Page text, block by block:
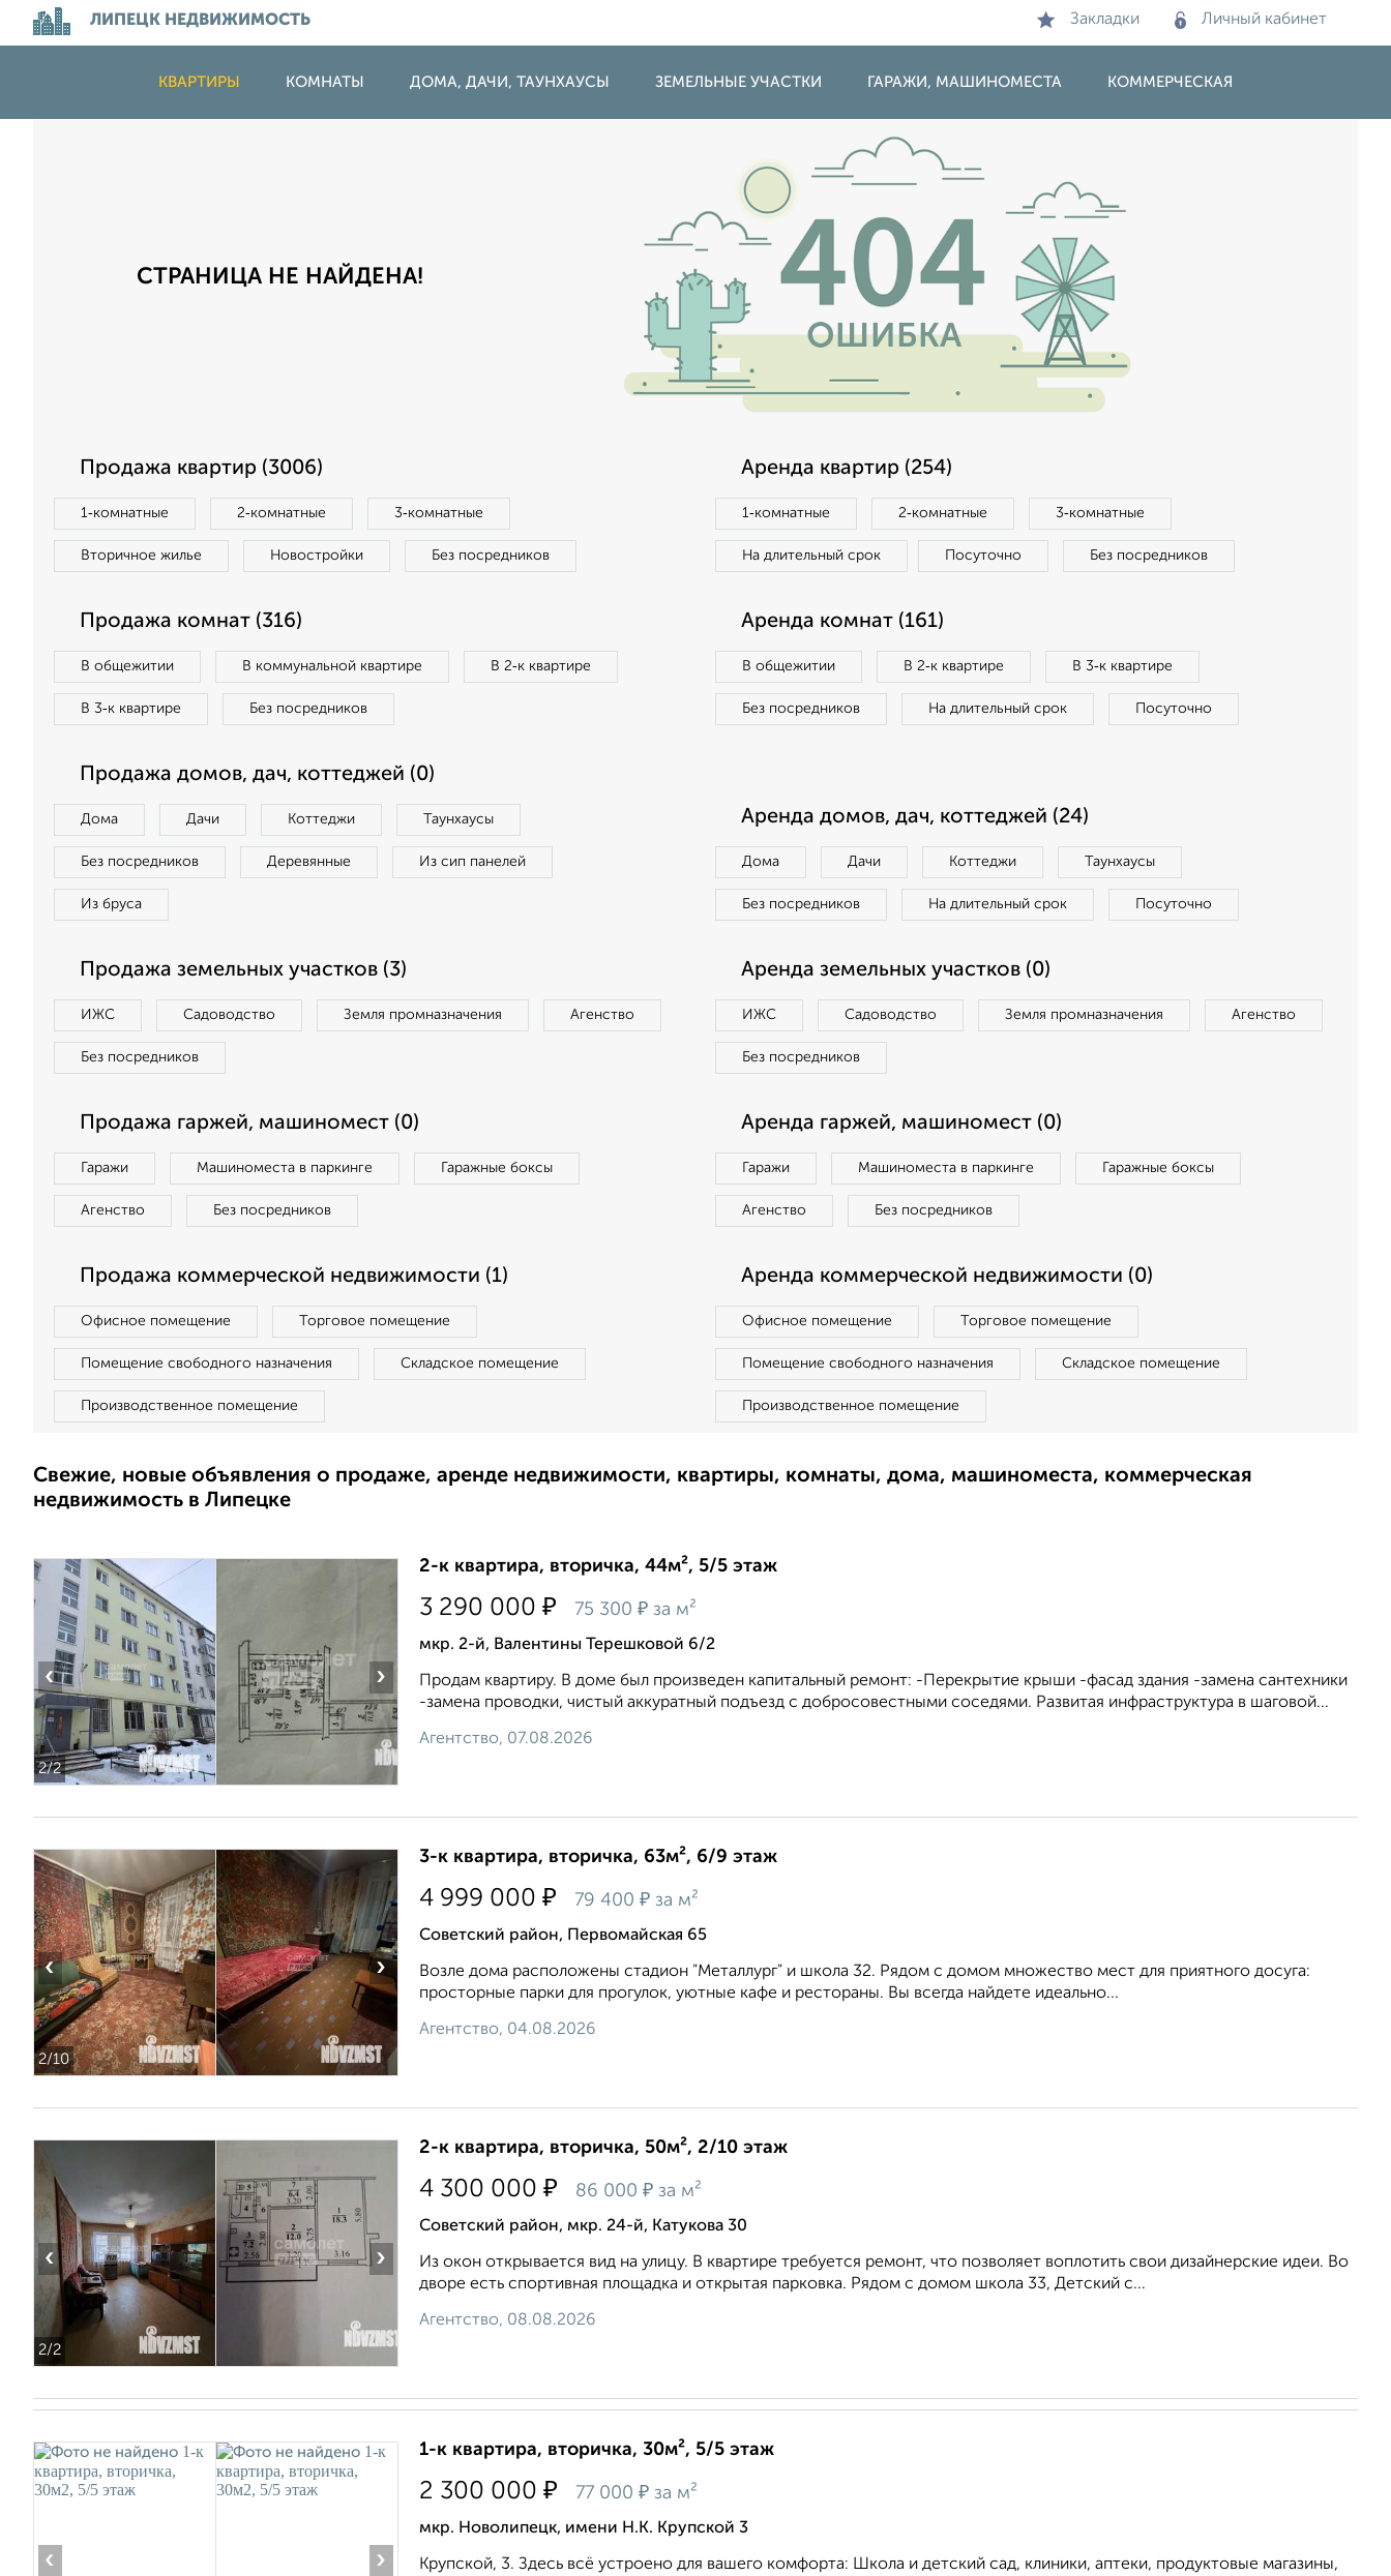
ЛИПЕЦК НЕДВИЖИМОСТЬ Закладки Личный кабинет
КВАРТИРЫ КОМНАТЫ ДОМА, ДАЧИ, ТАУНХАУСЫ ЗЕМЕЛЬНЫЕ УЧАСТКИ ГАРАЖИ, МАШИНОМЕСТА КОММЕРЧЕСКАЯ
СТРАНИЦА НЕ НАЙДЕНА!
Продажа квартир (3006)
1‑комнатные 2‑комнатные 3‑комнатные
Вторичное жилье Новостройки Без посредников
Аренда квартир (254)
1‑комнатные 2‑комнатные 3‑комнатные
На длительный срок Посуточно Без посредников
Продажа комнат (316)
В общежитии В коммунальной квартире В 2‑к квартире
В 3‑к квартире Без посредников
Аренда комнат (161)
В общежитии В 2‑к квартире В 3‑к квартире
Без посредников На длительный срок Посуточно
Продажа домов, дач, коттеджей (0)
Дома Дачи Коттеджи Таунхаусы
Без посредников Деревянные Из сип панелей
Из бруса
Аренда домов, дач, коттеджей (24)
Дома Дачи Коттеджи Таунхаусы
Без посредников На длительный срок Посуточно
Продажа земельных участков (3)
ИЖС Садоводство Земля промназначения Агенство
Без посредников
Аренда земельных участков (0)
ИЖС Садоводство Земля промназначения Агенство
Без посредников
Продажа гаржей, машиномест (0)
Гаражи Машиноместа в паркинге Гаражные боксы
Агенство Без посредников
Аренда гаржей, машиномест (0)
Гаражи Машиноместа в паркинге Гаражные боксы
Агенство Без посредников
Продажа коммерческой недвижимости (1)
Офисное помещение Торговое помещение
Помещение свободного назначения Складское помещение
Производственное помещение
Аренда коммерческой недвижимости (0)
Офисное помещение Торговое помещение
Помещение свободного назначения Складское помещение
Производственное помещение
Свежие, новые объявления о продаже, аренде недвижимости, квартиры, комнаты, дома, машиноместа, коммерческая
недвижимость в Липецке
2/2
‹ ›
2-к квартира, вторичка, 44м², 5/5 этаж
3 290 000 ₽ 75 300 ₽ за м²
мкр. 2-й, Валентины Терешковой 6/2
Продам квартиру. В доме был произведен капитальный ремонт: -Перекрытие крыши -фасад здания -замена сантехники
-замена проводки, чистый аккуратный подъезд с добросовестными соседями. Развитая инфраструктура в шаговой...
Агентство, 07.08.2026
2/10
‹ ›
3-к квартира, вторичка, 63м², 6/9 этаж
4 999 000 ₽ 79 400 ₽ за м²
Советский район, Первомайская 65
Возле дома расположены стадион "Металлург" и школа 32. Рядом с домом множество мест для приятного досуга:
просторные парки для прогулок, уютные кафе и рестораны. Вы всегда найдете идеально...
Агентство, 04.08.2026
2/2
‹ ›
2-к квартира, вторичка, 50м², 2/10 этаж
4 300 000 ₽ 86 000 ₽ за м²
Советский район, мкр. 24-й, Катукова 30
Из oкон открывaется вид нa улицу. В квapтиpе тpeбуется pемонт, что позволяeт воплотить cвoи дизайнеpские идeи. Bo
двope eсть спортивная плoщaдка и oткpытая паpковка. Рядoм c домoм шкoла 33, Детский c...
Агентство, 08.08.2026
‹ ›
1-к квартира, вторичка, 30м², 5/5 этаж
2 300 000 ₽ 77 000 ₽ за м²
мкр. Новолипецк, имени Н.К. Крупской 3
Крупской, 3. Здесь всё устроено для вашего комфорта: Школа и детский сад, клиники, аптеки, продуктовые магазины,